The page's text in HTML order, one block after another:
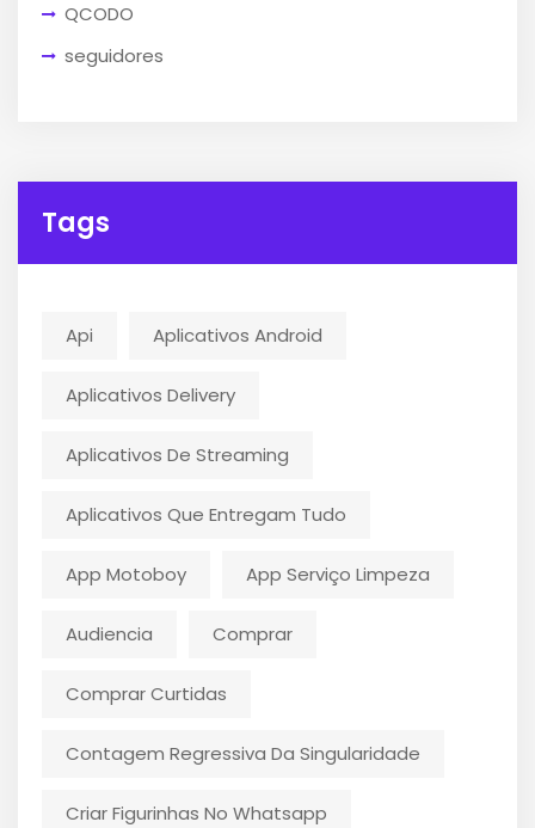
QCODO
seguidores
Tags
Api Aplicativos Android
Aplicativos Delivery
Aplicativos De Streaming
Aplicativos Que Entregam Tudo
App Motoboy App Serviço Limpeza
Audiencia Comprar
Comprar Curtidas
Contagem Regressiva Da Singularidade
Criar Figurinhas No Whatsapp